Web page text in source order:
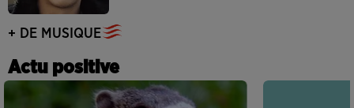
+ DE MUSIQUE
Actu positive